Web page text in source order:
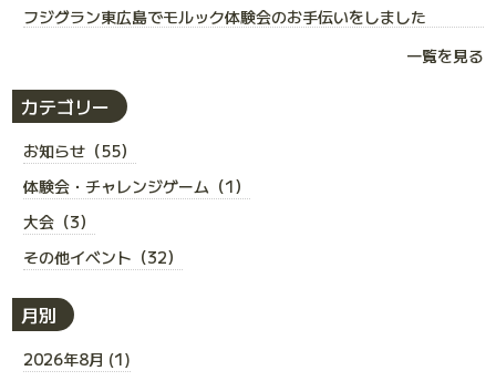
フジグラン東広島でモルック体験会のお手伝いをしました
一覧を見る
カテゴリー
お知らせ（55）
体験会・チャレンジゲーム（1）
大会（3）
その他イベント（32）
月別
2026年8月 (1)